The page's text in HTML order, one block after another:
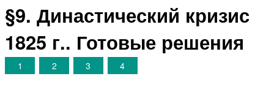
§9. Династический кризис
1825 г.. Готовые решения
1 2 3 4